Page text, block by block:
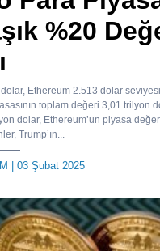
%20
Ethereum 2.513 dolar
toplam değeri 3,01 trilyon
dolar, Ethereum’un piyasa
Trump’ın...
| 03 Şubat 2025